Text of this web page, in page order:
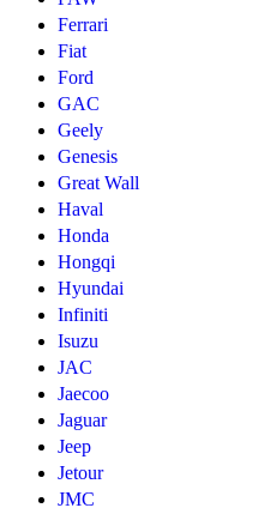
Ferrari
Fiat
Ford
GAC
Geely
Genesis
Great Wall
Haval
Honda
Hongqi
Hyundai
Infiniti
Isuzu
JAC
Jaecoo
Jaguar
Jeep
Jetour
JMC